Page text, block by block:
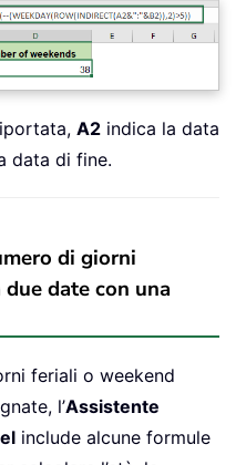
A2 indica la data
data di fine.
di giorni
date con una
feriali o weekend
l’Assistente
include alcune formule